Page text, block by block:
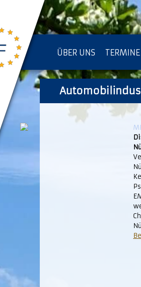
ÜBER UNS TERMINE
IMPRESSUM [KOPIE]